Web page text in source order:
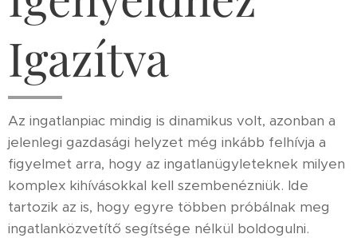
Igazítva
Az ingatlanpiac mindig is dinamikus volt, azonban a
jelenlegi gazdasági helyzet még inkább felhívja a
figyelmet arra, hogy az ingatlanügyleteknek milyen
komplex kihívásokkal kell szembenézniük. Ide
tartozik az is, hogy egyre többen próbálnak meg
ingatlanközvetítő segítsége nélkül boldogulni.